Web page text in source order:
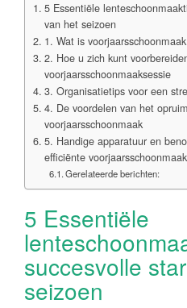
5 Essentiële
van het seizoen
1. Wat is
2. Hoe u zich kunt
voorjaarsschoonmaaksessie
3. Organisatietips voor een
4. De voordelen van het
voorjaarsschoonmaak
5. Handige apparatuur en
efficiënte voorjaarsschoonmaak
Gerelateerde berichten:
5 Essentiële
succesvolle
seizoen